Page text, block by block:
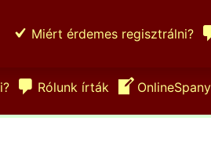
Miért érdemes regisztrálni?
Rólunk írták